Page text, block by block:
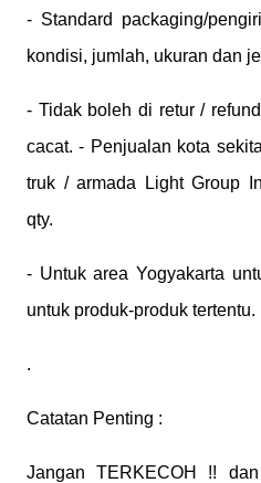
- Standard packaging/
kondisi, jumlah, ukuran dan
- Tidak boleh di retur /
cacat. - Penjualan kota
truk / armada Light Group
qty.
- Untuk area Yogyakarta
untuk produk-produk tertentu.
.
Catatan Penting :
Jangan TERKECOH !!